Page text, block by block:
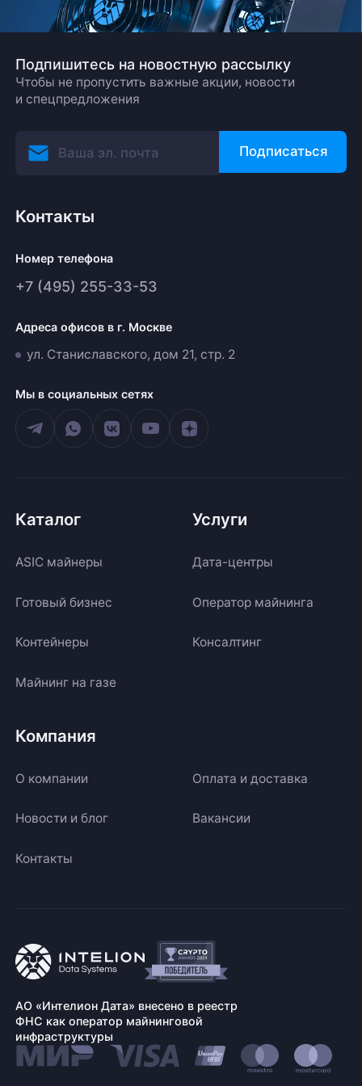
Подпишитесь на новостную рассылку
Чтобы не пропустить важные акции, новости
и спецпредложения
Подписаться
Контакты
Номер телефона
+7 (495) 255-33-53
Адреса офисов в г. Москве
ул. Станиславского, дом 21, стр. 2
Мы в социальных сетях
Каталог
ASIC майнеры
Готовый бизнес
Контейнеры
Майнинг на газе
Услуги
Дата-центры
Оператор майнинга
Консалтинг
Компания
О компании Оплата и доставка
Новости и блог Вакансии
Контакты
АО «Интелион Дата» внесено в реестр
ФНС как оператор майнинговой
инфраструктуры